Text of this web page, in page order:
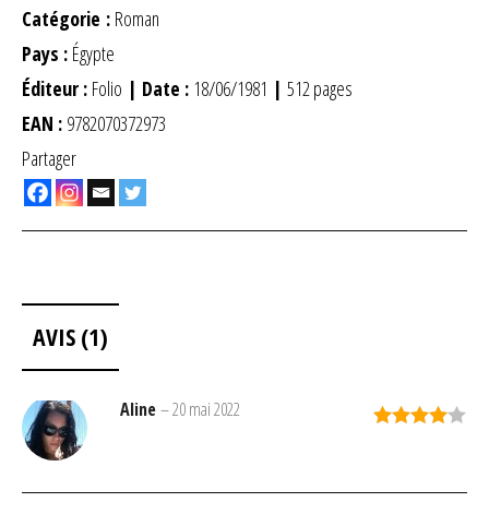
Catégorie : Roman
Pays : Égypte
Éditeur : Folio | Date : 18/06/1981 | 512 pages
EAN : 9782070372973
Partager
AVIS (1)
Aline–20 mai 2022